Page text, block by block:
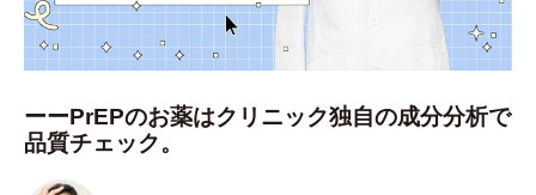
ーーPrEPのお薬はクリニック独自の成分分析で
品質チェック。